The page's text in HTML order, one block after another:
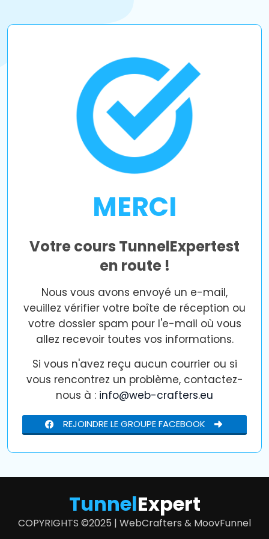
MERCI
Votre cours TunnelExpertest
en route !
Nous vous avons envoyé un e-mail,
veuillez vérifier votre boîte de réception ou
votre dossier spam pour l'e-mail où vous
allez recevoir toutes vos informations.
Si vous n'avez reçu aucun courrier ou si
vous rencontrez un problème, contactez-
nous à : info@web-crafters.eu
REJOINDRE LE GROUPE FACEBOOK
TunnelExpert
COPYRIGHTS ©2025 | WebCrafters & MoovFunnel